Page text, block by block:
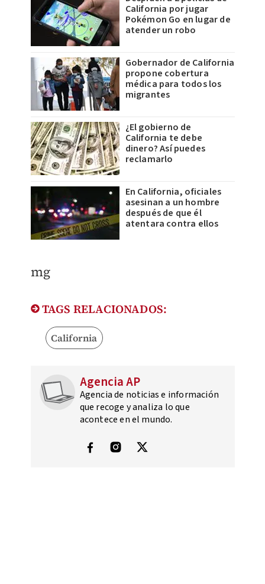
California por jugar
Pokémon Go en lugar de
atender un robo
Gobernador de California
propone cobertura
médica para todos los
migrantes
¿El gobierno de
California te debe
dinero? Así puedes
reclamarlo
En California, oficiales
asesinan a un hombre
después de que él
atentara contra ellos
mg
TAGS RELACIONADOS:
California
Agencia AP
Agencia de noticias e información
que recoge y analiza lo que
acontece en el mundo.